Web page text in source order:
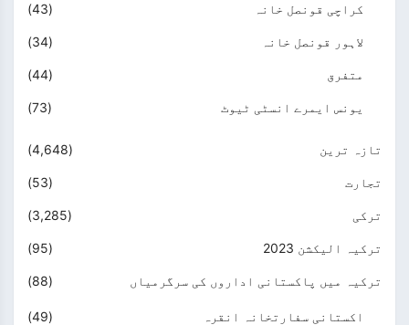
کراچی قونصل خانہ (43)
لاہور قونصل خانہ (34)
متفرق (44)
یونس ایمرے انسٹی ٹیوٹ (73)
تازہ ترین (4,648)
تجارت (53)
ترکی (3,285)
ترکیہ الیکشن 2023 (95)
ترکیہ میں پاکستانی اداروں کی سرگرمیاں (88)
اکستانی سفارتخانہ انقرہ (49)